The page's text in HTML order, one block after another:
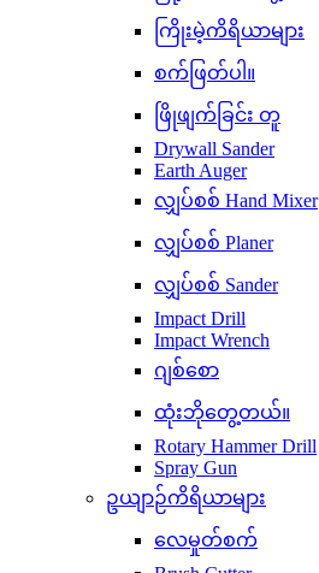
ကြိုးမဲ့ကိရိယာများ
စက်ဖြတ်ပါ။
ဖြိုဖျက်ခြင်း တူ
Drywall Sander
Earth Auger
လျှပ်စစ် Hand Mixer
လျှပ်စစ် Planer
လျှပ်စစ် Sander
Impact Drill
Impact Wrench
ဂျစ်စော
ထုံးဘိုတွေ့တယ်။
Rotary Hammer Drill
Spray Gun
ဥယျာဉ်ကိရိယာများ
လေမှုတ်စက်